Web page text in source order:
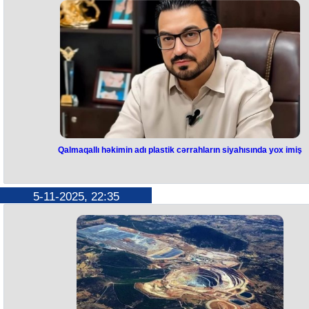
sonuncu hökmdar Ariovastın ölümündən sonra Atropatena dövləti
müstəqilliyini itirir və süquta uğrayır. Əslində isə bu, süqut kimi deyil,
çox müstəqilliyinin məhdudlaşdırılması kimi qiymətləndirilməlidir.
dərslikdə də bu yanaşma belə təqdim olunub”.
Bu fikirləri tarix dərsliklərinin müəllifi Ramil Tanrıverdi Təhsil TV-də
yayımlanan “Xüsusi buraxılış”da deyib.
O bildirib ki, əvvəlki tarix dərsliklərində (7-ci sinif, Ümumi tarix)
Qaraxanilər dövlətinin 927-ci ildə yarandığı qeyd olunurdu: “Yeni
dərslikdə bu məlumat dəqiqləşdirilib və yaranma tarixi 842-ci il kimi
göstərilib. Çünki Qaraxanilər dövlətinin 927-ci ildə yaranması ilə
mənbələr araşdırılsa da, bu tarixə dair heç bir sübut aşkarlanmayıb”.
cərrahların siyahısında yox imiş
Məmmədovla bağlı çoxsaylı şikayətlərin olması ilə bağlı məlumat
Bəs Rəşad Məmmədovun həkim kimi fəaliyyət göstərməsi üçün rəsmi
lisenziyası varmı?
Səhiyyə Nazirliyinin Analitik Ekspertiza Mərkəzindən Rəşad
Məmmədovun adının Səhiyyə Nazirliyinin Xüsusi Təftiş Komissiyası
tərəfindən təsdiqlənmiş plastik cərrahlar siyahısında yer almadığı
bildirilib.
Məlumatda qeyd olunub ki, bu siyahıya daxil olmayan şəxslərin
cərrahiyyə üzrə tibbi fəaliyyət göstərməsi qanunvericiliyin tələblərinin
Qalmaqallı həkimin adı plastik cərrahların siyahısında yox imiş
5-11-2025, 22:35